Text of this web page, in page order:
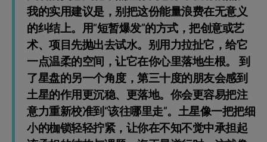
我的实用建议是，别把这份能量浪费在无意义
的纠结上。用“短暂爆发”的方式，把创意或艺
术、项目先抛出去试水。别用力拉扯它，给它
一点温柔的空间，让它在你心里落地生根。 到
了星盘的另一个角度，第三十度的朋友会感到
土星的作用更沉稳、更落地。你会更容易把注
意力重新校准到“该往哪里走”。土星像一把把细
小的枷锁轻轻拧紧，让你在不知不觉中承担起